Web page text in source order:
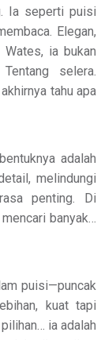
Ia seperti puisi
Elegan,
ia bukan
selera.
tahu apa
adalah
melindungi
penting. Di
banyak…
puisi—puncak
kuat tapi
ia adalah